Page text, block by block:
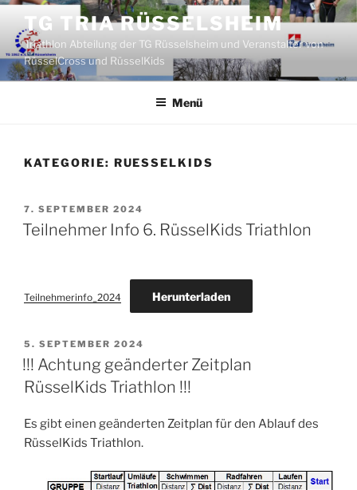
Zum
Inhalt
springen
TG TRIA RÜSSELSHEIM
Triathlon Abteilung der TG Rüsselsheim und Veranstalter von
RüsselCross und RüsselKids
Menü
KATEGORIE: RUESSELKIDS
VERÖFFENTLICHT
AM
7. SEPTEMBER 2024
Teilnehmer Info 6. RüsselKids Triathlon
Teilnehmerinfo_2024 Herunterladen
VERÖFFENTLICHT
AM
5. SEPTEMBER 2024
!!! Achtung geänderter Zeitplan
RüsselKids Triathlon !!!
Es gibt einen geänderten Zeitplan für den Ablauf des
RüsselKids Triathlon.